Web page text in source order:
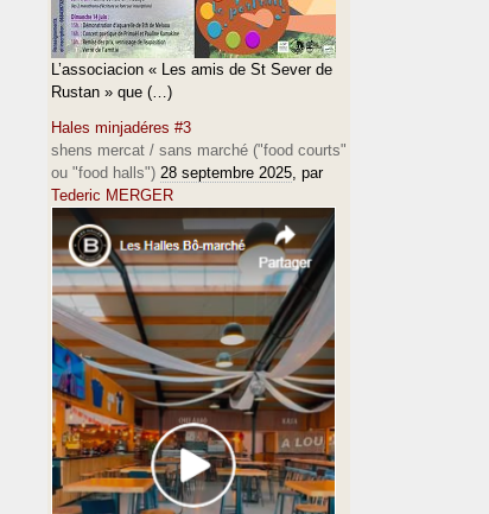
L’associacion « Les amis de St Sever de
Rustan » que (…)
Hales minjadéres #3
shens mercat / sans marché ("food courts"
ou "food halls") 28 septembre 2025, par
Tederic MERGER